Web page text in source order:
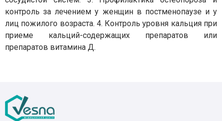
контроль за лечением у женщин в постменопаузе и у
лиц пожилого возраста. 4. Контроль уровня кальция при
приеме кальций-содержащих препаратов или
препаратов витамина Д.